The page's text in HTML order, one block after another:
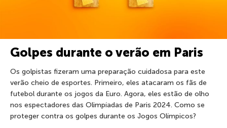
Golpes durante o verão em Paris
Os golpistas fizeram uma preparação cuidadosa para este
verão cheio de esportes. Primeiro, eles atacaram os fãs de
futebol durante os jogos da Euro. Agora, eles estão de olho
nos espectadores das Olimpíadas de Paris 2024. Como se
proteger contra os golpes durante os Jogos Olímpicos?